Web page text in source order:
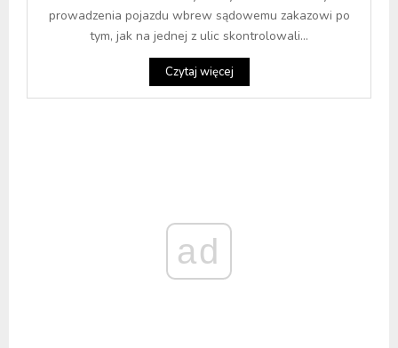
prowadzenia pojazdu wbrew sądowemu zakazowi po
tym, jak na jednej z ulic skontrolowali...
Czytaj więcej
ad